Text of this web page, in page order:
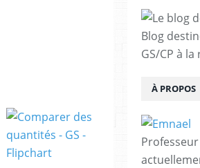
Blog
GS/CP à
À PROPOS